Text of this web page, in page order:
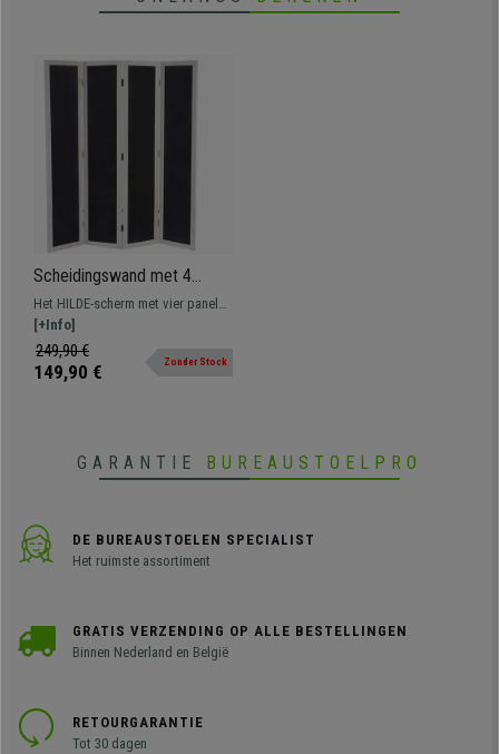
Scheidingswand met 4
Panelen HILDE,
155x137x2cm, uit Hout
Gemaakt, Kleur Wit en
Krijtbord
Het HILDE-scherm met vier panelen
combineert design en
functionaliteit. Hij is perfect voor
het indelen van ruimtes, het maken
[+Info]
249,90 €
149,90 € Zonder Stock
GARANTIE BUREAUSTOELPRO
DE BUREAUSTOELEN SPECIALIST
Het ruimste assortiment
GRATIS VERZENDING OP ALLE BESTELLINGEN
Binnen Nederland en België
RETOURGARANTIE
Tot 30 dagen